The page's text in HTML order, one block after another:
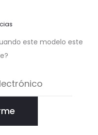
este modelo este